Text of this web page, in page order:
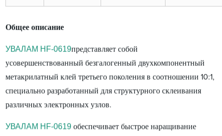
Общее описание
УВАЛАМ HF-0619представляет собой
усовершенствованный безгалогенный двухкомпонентный
метакрилатный клей третьего поколения в соотношении 10:1,
специально разработанный для структурного склеивания
различных электронных узлов.
УВАЛАМ HF-0619 обеспечивает быстрое наращивание